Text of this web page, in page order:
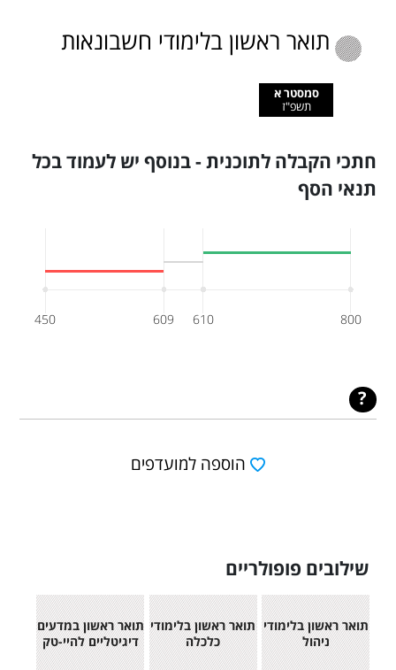
תואר ראשון בלימודי חשבונאות
סמסטר א
תשפ"ז
חתכי הקבלה לתוכנית - בנוסף יש לעמוד בכל
תנאי הסף
450 609 610 800
הוספה למועדפים
שילובים פופולריים
תואר ראשון בלימודי
ניהול
תואר ראשון בלימודי
כלכלה
תואר ראשון במדעים
דיגיטליים להיי-טק